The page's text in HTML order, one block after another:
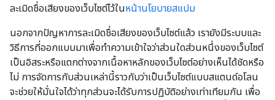
ละเมิดชื่อเสียงของเว็บไซต์ไว้ในหน้านโยบายสแปม
นอกจากปัญหาการละเมิดชื่อเสียงของเว็บไซต์แล้ว เรายังมีระบบและ
วิธีการที่ออกแบบมาเพื่อทำความเข้าใจว่าส่วนใดส่วนหนึ่งของเว็บไซต์
เป็นอิสระหรือแตกต่างจากเนื้อหาหลักของเว็บไซต์อย่างเห็นได้ชัดหรือ
ไม่ การจัดการกับส่วนเหล่านี้ราวกับว่าเป็นเว็บไซต์แบบสแตนด์อโลน
จะช่วยให้มั่นใจได้ว่าทุกส่วนจะได้รับการปฏิบัติอย่างเท่าเทียมกัน เพื่อ